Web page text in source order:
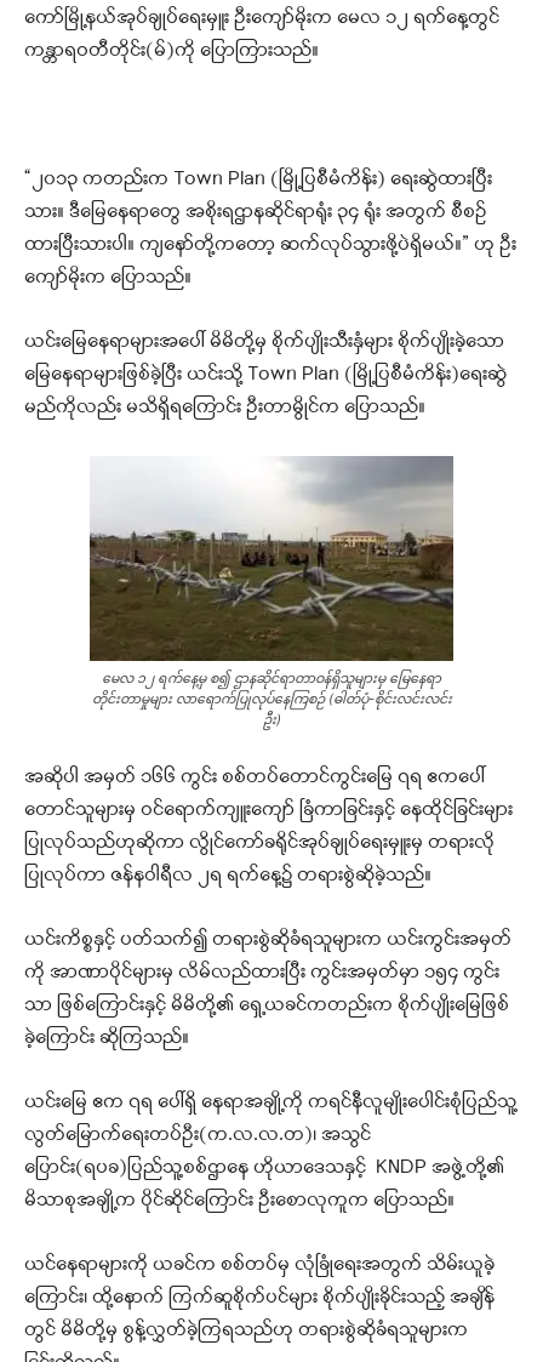
ကော်မြို့နယ်အုပ်ချုပ်ရေးမှူး ဦးကျော်မိုးက မေလ ၁၂ ရက်နေ့တွင်
ကန္တာရဝတီတိုင်း(မ်)ကို ပြောကြားသည်။
“၂၀၁၃ ကတည်းက Town Plan (မြို့ပြစီမံကိန်း) ရေးဆွဲထားပြီး
သား။ ဒီမြေနေရာတွေ အစိုးရဌာနဆိုင်ရာရုံး ၃၄ ရုံး အတွက် စီစဉ်
ထားပြီးသားပါ။ ကျနော်တို့ကတော့ ဆက်လုပ်သွားဖို့ပဲရှိမယ်။” ဟု ဦး
ကျော်မိုးက ပြောသည်။
ယင်းမြေနေရာများအပေါ် မိမိတို့မှ စိုက်ပျိုးသီးနှံများ စိုက်ပျိုးခဲ့သော
မြေနေရာများဖြစ်ခဲ့ပြီး ယင်းသို့ Town Plan (မြို့ပြစီမံကိန်း)ရေးဆွဲ
မည်ကိုလည်း မသိရှိရကြောင်း ဦးတာမွိုင်က ပြောသည်။
မေလ ၁၂ ရက်နေ့မှ စ၍ ဌာနဆိုင်ရာတာဝန်ရှိသူများမှ မြေနေရာ
တိုင်းတာမှုများ လာရောက်ပြုလုပ်နေကြစဉ် (ဓါတ်ပုံ-စိုင်းလင်းလင်း
ဦး)
အဆိုပါ အမှတ် ၁၆၆ ကွင်း စစ်တပ်တောင်ကွင်းမြေ ၇ရ ဧကပေါ်
တောင်သူများမှ ဝင်ရောက်ကျူးကျော် ခြံကာခြင်းနှင့် နေထိုင်ခြင်းများ
ပြုလုပ်သည်ဟုဆိုကာ လွိုင်ကော်ခရိုင်အုပ်ချုပ်ရေးမှူးမှ တရားလို
ပြုလုပ်ကာ ဇန်နဝါရီလ ၂ရ ရက်နေ့၌ တရားစွဲဆိုခဲ့သည်။
ယင်းကိစ္စနှင့် ပတ်သက်၍ တရားစွဲဆိုခံရသူများက ယင်းကွင်းအမှတ်
ကို အာဏာပိုင်များမှ လိမ်လည်ထားပြီး ကွင်းအမှတ်မှာ ၁၅၄ ကွင်း
သာ ဖြစ်ကြောင်းနှင့် မိမိတို့၏ ရှေ့ယခင်ကတည်းက စိုက်ပျိုးမြေဖြစ်
ခဲ့ကြောင်း ဆိုကြသည်။
ယင်းမြေ ဧက ၇ရ ပေါ်ရှိ နေရာအချို့ကို ကရင်နီလူမျိုးပေါင်းစုံပြည်သူ့
လွတ်မြောက်ရေးတပ်ဦး(က.လ.လ.တ)၊ အသွင်
ပြောင်း(ရပခ)ပြည်သူ့စစ်ဌာနေ ဟိုယာဒေသနှင့် KNDP အဖွဲ့တို့၏
မိသာစုအချို့က ပိုင်ဆိုင်ကြောင်း ဦးစောလုကူက ပြောသည်။
ယင်နေရာများကို ယခင်က စစ်တပ်မှ လုံခြုံရေးအတွက် သိမ်းယူခဲ့
ကြောင်း၊ ထို့နောက် ကြက်ဆူစိုက်ပင်များ စိုက်ပျိုးခိုင်းသည့် အချိန်
တွင် မိမိတို့မှ စွန့်လွှတ်ခဲ့ကြရသည်ဟု တရားစွဲဆိုခံရသူများက